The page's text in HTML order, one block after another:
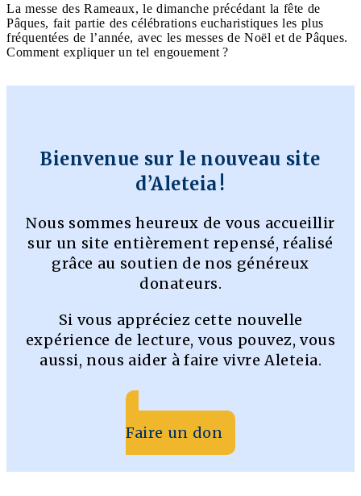
La messe des Rameaux, le dimanche précédant la fête de
Pâques, fait partie des célébrations eucharistiques les plus
fréquentées de l’année, avec les messes de Noël et de Pâques.
Comment expliquer un tel engouement ?
Bienvenue sur le nouveau site
d’Aleteia !
Nous sommes heureux de vous accueillir
sur un site entièrement repensé, réalisé
grâce au soutien de nos généreux
donateurs.
Si vous appréciez cette nouvelle
expérience de lecture, vous pouvez, vous
aussi, nous aider à faire vivre Aleteia.
Faire un don